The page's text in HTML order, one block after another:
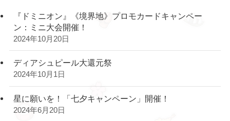
『ドミニオン』《境界地》プロモカードキャンペー
ン：ミニ大会開催！
2024年10月20日
ディアシュピール大還元祭
2024年10月1日
星に願いを！「七夕キャンペーン」開催！
2024年6月20日